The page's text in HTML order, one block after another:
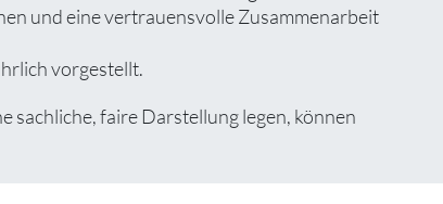
und eine vertrauensvolle Zusammenarbeit
vorgestellt.
sachliche, faire Darstellung legen, können